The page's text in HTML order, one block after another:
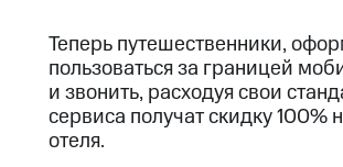
Теперь путешественники,
пользоваться за границей
и звонить, расходуя свои
сервиса получат скидку
отеля.